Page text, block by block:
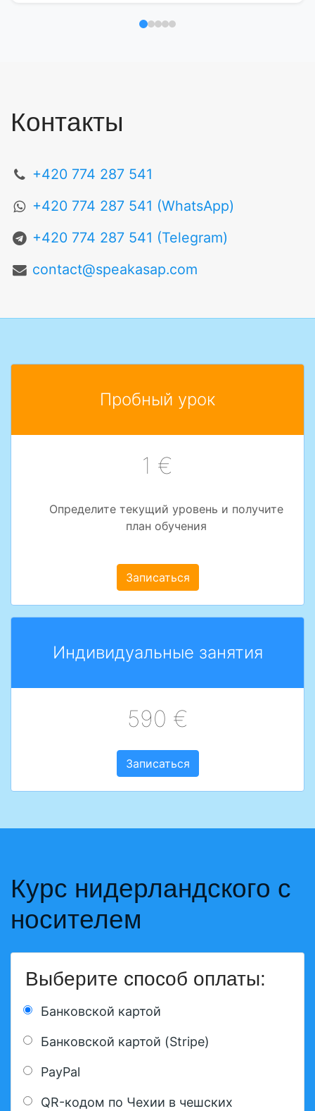
Отзыв 1
Контакты
+420 774 287 541
+420 774 287 541 (WhatsApp)
+420 774 287 541 (Telegram)
contact@speakasap.com
Пробный урок
1 €
Определите текущий уровень и получите
план обучения
Записаться
Индивидуальные занятия
590 €
Записаться
Курс нидерландского с
носителем
Выберите способ оплаты:
Банковской картой
Банковской картой (Stripe)
PayPal
QR-кодом по Чехии в чешских